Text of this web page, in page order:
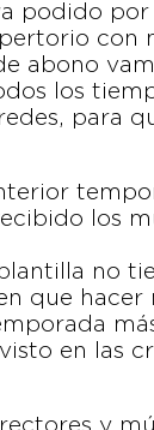
podido por
con
abono
los
para
los
no
que hacer
en las
y